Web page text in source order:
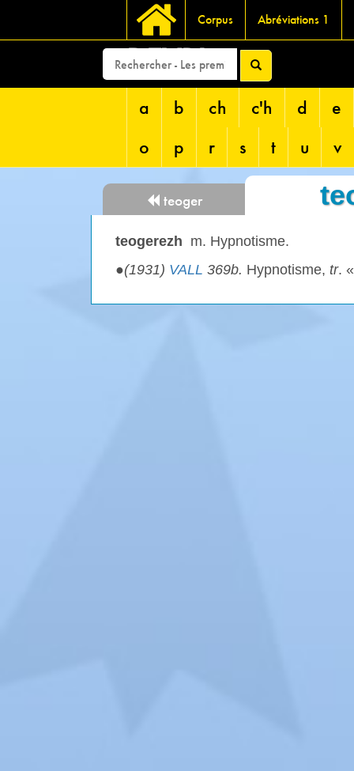
Corpus Abréviations 1
DEVRI
a b ch c'h d
e
o
p r s t u v
teoger
teogerezh m. Hypnotisme.
●(1931) VALL 369b. Hypnotisme, tr. «